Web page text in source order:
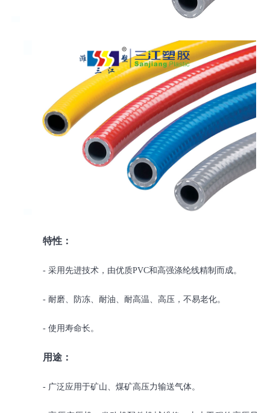
特性：
- 采用先进技术，由优质PVC和高强涤纶线精制而成。
- 耐磨、防冻、耐油、耐高温、高压，不易老化。
- 使用寿命长。
用途：
- 广泛应用于矿山、煤矿高压力输送气体。